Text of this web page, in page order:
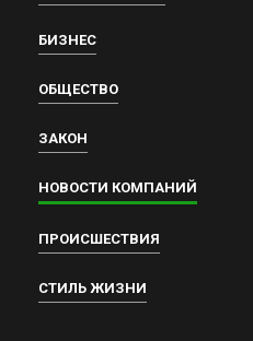
БИЗНЕС
ОБЩЕСТВО
ЗАКОН
НОВОСТИ КОМПАНИЙ
ПРОИСШЕСТВИЯ
СТИЛЬ ЖИЗНИ